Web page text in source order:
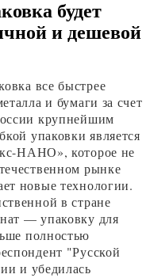
будет
и дешевой
все быстрее
и бумаги за счет
крупнейшим
упаковки является
НАНО», которое не
рынке
новые технологии.
в стране
— упаковку для
полностью
"Русской
и убедилась